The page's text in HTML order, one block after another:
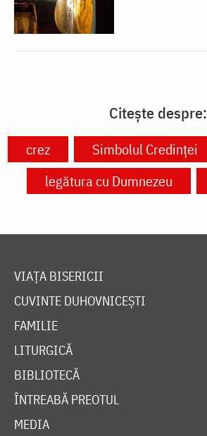
Citește despre:
crez Simbolul Credinței
legătura cu Dumnezeu
VIAȚA BISERICII
CUVINTE DUHOVNICEȘTI
FAMILIE
LITURGICĂ
BIBLIOTECĂ
ÎNTREABĂ PREOTUL
MEDIA